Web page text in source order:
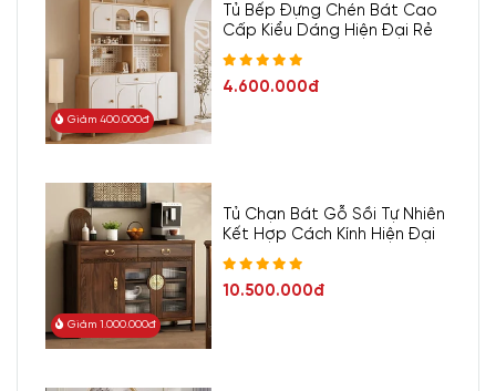
Giảm 400.000đ
Tủ Bếp Đựng Chén Bát Cao
Cấp Kiểu Dáng Hiện Đại Rẻ
4.600.000đ
Giảm 1.000.000đ
Tủ Chạn Bát Gỗ Sồi Tự Nhiên
Kết Hợp Cách Kính Hiện Đại
10.500.000đ